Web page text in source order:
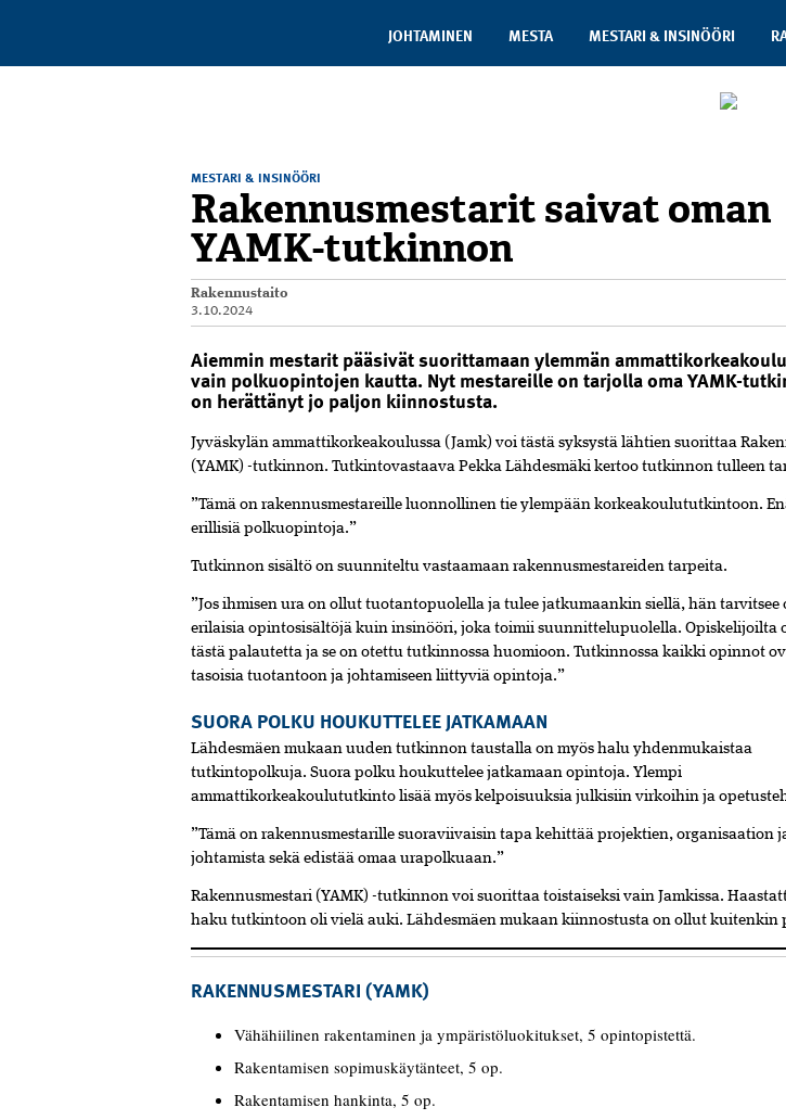
JOHTAMINEN MESTA MESTARI & INSINÖÖRI
”Tämä on rakennusmestareille luonnollinen tie ylempään korkeakoulututkintoon”, sanoo
MESTARI & INSINÖÖRI
Rakennusmestarit saivat oman
YAMK-tutkinnon
Rakennustaito
3.10.2024
Aiemmin mestarit pääsivät suorittamaan ylemmän
vain polkuopintojen kautta. Nyt mestareille on tarjolla oma YAMK-
on herättänyt jo paljon kiinnostusta.
Jyväskylän ammattikorkeakoulussa (Jamk) voi tästä syksystä lähtien suorittaa
(YAMK) -tutkinnon. Tutkintovastaava Pekka Lähdesmäki­ kertoo tutkinnon tulleen
”Tämä on rakennusmestareille luonnollinen tie ylempään korkeakoulututkintoon.
erillisiä polkuopintoja.”
Tutkinnon sisältö on suunni­teltu­ vastaamaan rakennusmestareiden tarpeita.
”Jos ihmisen ura on ollut tuotantopuolella ja tulee jatkumaankin siellä, hän tarvitsee
erilaisia opintosisältöjä kuin insinööri, joka­ toimii suunnittelupuolella. Opiskelijoilta
tästä palautetta­ ja se on otettu tutkinnossa huo­mioon. Tutkinnossa kaikki opinnot
tasoisia tuotantoon ja johtamiseen liittyviä opintoja.”
SUORA POLKU HOUKUTTELEE JATKAMAAN
Lähdesmäen mukaan uuden tutkinnon taustalla on myös halu yhdenmukaistaa
tutkintopolkuja.­ Suora polku houkuttelee jatkamaan opintoja. Ylempi
ammattikorkeakoulututkinto lisää myös kelpoisuuksia julkisiin virkoihin ja
”Tämä on rakennusmestarille suoraviivaisin tapa kehittää projektien, organisaation
johtamista sekä edistää omaa urapolkuaan.”
Rakennusmestari (YAMK) -tutkinnon voi suorittaa toistaiseksi vain Jamkissa.
haku tutkintoon oli vielä auki. Lähdesmäen mukaan kiinnostusta on ollut kuitenkin
RAKENNUSMESTARI (YAMK)
Vähähiilinen rakentaminen ja ympäristö­luokitukset, 5 opintopistettä.
Rakentamisen sopimuskäytänteet, 5 op.
Rakentamisen hankinta, 5 op.